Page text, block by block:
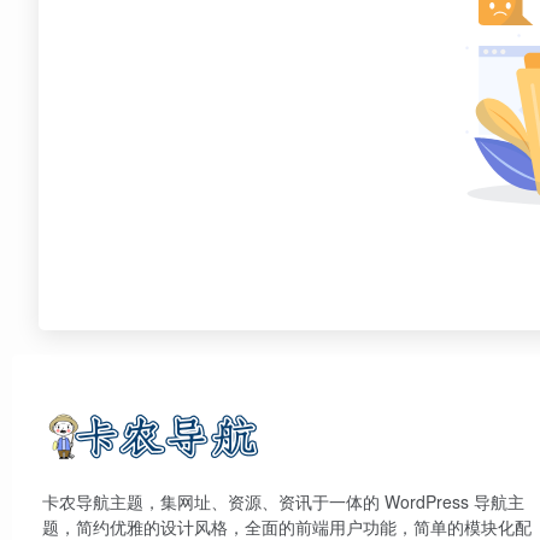
卡农导航主题，集网址、资源、资讯于一体的 WordPress 导航主
题，简约优雅的设计风格，全面的前端用户功能，简单的模块化配